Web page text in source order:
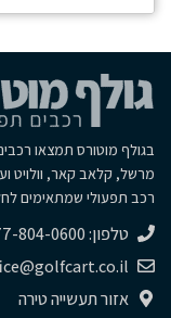
בגולף מוטורס תמצאו
מרשל, קלאב קאר, וולויט
רכב תפעולי שמתאימים
טלפון: 077-804-0600
אזור תעשייה טירה